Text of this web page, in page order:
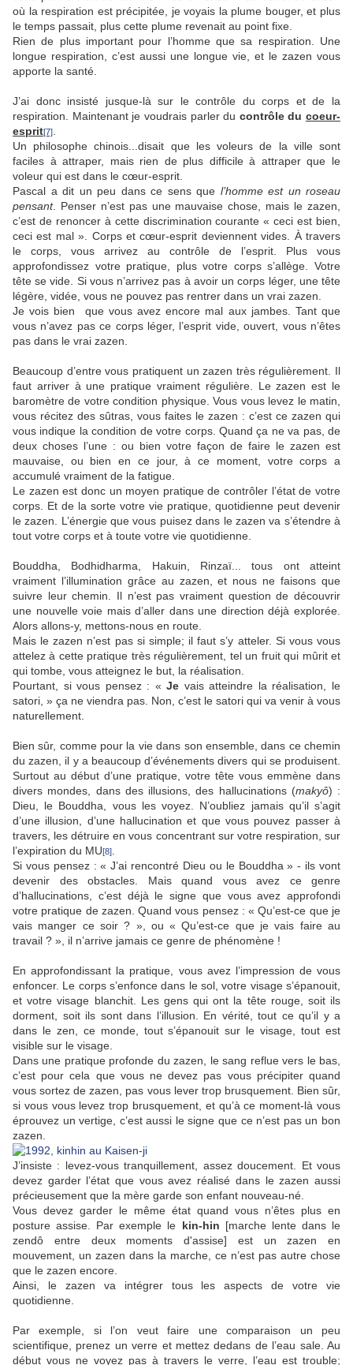
où la respiration est précipitée, je voyais la plume bouger, et plus
le temps passait, plus cette plume revenait au point fixe.
Rien de plus important pour l’homme que sa respiration. Une
longue respiration, c’est aussi une longue vie, et le zazen vous
apporte la santé.
J’ai donc insisté jusque-là sur le contrôle du corps et de la
respiration. Maintenant je voudrais parler du contrôle du coeur-
esprit[7]
Un philosophe chinois...disait que les voleurs de la ville sont
faciles à attraper, mais rien de plus difficile à attraper que le
voleur qui est dans le cœur-esprit.
Pascal a dit un peu dans ce sens que l’homme est un roseau
pensant. Penser n’est pas une mauvaise chose, mais le zazen,
c’est de renoncer à cette discrimination courante « ceci est bien,
ceci est mal ». Corps et cœur-esprit deviennent vides. À travers
le corps, vous arrivez au contrôle de l’esprit. Plus vous
approfondissez votre pratique, plus votre corps s’allège. Votre
tête se vide. Si vous n’arrivez pas à avoir un corps léger, une tête
légère, vidée, vous ne pouvez pas rentrer dans un vrai zazen.
Je vois bien que vous avez encore mal aux jambes. Tant que
vous n’avez pas ce corps léger, l’esprit vide, ouvert, vous n’êtes
pas dans le vrai zazen.
Beaucoup d’entre vous pratiquent un zazen très régulièrement. Il
faut arriver à une pratique vraiment régulière. Le zazen est le
baromètre de votre condition physique. Vous vous levez le matin,
vous récitez des sûtras, vous faites le zazen : c’est ce zazen qui
vous indique la condition de votre corps. Quand ça ne va pas, de
deux choses l’une : ou bien votre façon de faire le zazen est
mauvaise, ou bien en ce jour, à ce moment, votre corps a
accumulé vraiment de la fatigue.
Le zazen est donc un moyen pratique de contrôler l’état de votre
corps. Et de la sorte votre vie pratique, quotidienne peut devenir
le zazen. L’énergie que vous puisez dans le zazen va s’étendre à
tout votre corps et à toute votre vie quotidienne.
Bouddha, Bodhidharma, Hakuin, Rinzaï... tous ont atteint
vraiment l’illumination grâce au zazen, et nous ne faisons que
suivre leur chemin. Il n’est pas vraiment question de découvrir
une nouvelle voie mais d’aller dans une direction déjà explorée.
Alors allons-y, mettons-nous en route.
Mais le zazen n’est pas si simple; il faut s’y atteler. Si vous vous
attelez à cette pratique très régulièrement, tel un fruit qui mûrit et
qui tombe, vous atteignez le but, la réalisation.
Pourtant, si vous pensez : «Je vais atteindre la réalisation, le
satori, » ça ne viendra pas. Non, c’est le satori qui va venir à vous
naturellement.
Bien sûr, comme pour la vie dans son ensemble, dans ce chemin
du zazen, il y a beaucoup d’événements divers qui se produisent.
Surtout au début d’une pratique, votre tête vous emmène dans
divers mondes, dans des illusions, des hallucinations (makyô) :
Dieu, le Bouddha, vous les voyez. N’oubliez jamais qu’il s’agit
d’une illusion, d’une hallucination et que vous pouvez passer à
travers, les détruire en vous concentrant sur votre respiration, sur
l’expiration du MU[8]
Si vous pensez : « J’ai rencontré Dieu ou le Bouddha » - ils vont
devenir des obstacles. Mais quand vous avez ce genre
d’hallucinations, c’est déjà le signe que vous avez approfondi
votre pratique de zazen. Quand vous pensez : « Qu’est-ce que je
vais manger ce soir ? », ou « Qu’est-ce que je vais faire au
travail ? », il n’arrive jamais ce genre de phénomène !
En approfondissant la pratique, vous avez l’impression de vous
enfoncer. Le corps s’enfonce dans le sol, votre visage s’épanouit,
et votre visage blanchit. Les gens qui ont la tête rouge, soit ils
dorment, soit ils sont dans l’illusion. En vérité, tout ce qu’il y a
dans le zen, ce monde, tout s’épanouit sur le visage, tout est
visible sur le visage.
Dans une pratique profonde du zazen, le sang reflue vers le bas,
c’est pour cela que vous ne devez pas vous précipiter quand
vous sortez de zazen, pas vous lever trop brusquement. Bien sûr,
si vous vous levez trop brusquement, et qu’à ce moment-là vous
éprouvez un vertige, c’est aussi le signe que ce n’est pas un bon
zazen.
J’insiste : levez-vous tranquillement, assez doucement. Et vous
devez garder l’état que vous avez réalisé dans le zazen aussi
précieusement que la mère garde son enfant nouveau-né.
Vous devez garder le même état quand vous n’êtes plus en
posture assise. Par exemple le kin-hin [marche lente dans le
zendô entre deux moments d'assise] est un zazen en
mouvement, un zazen dans la marche, ce n’est pas autre chose
que le zazen encore.
Ainsi, le zazen va intégrer tous les aspects de votre vie
quotidienne.
Par exemple, si l’on veut faire une comparaison un peu
scientifique, prenez un verre et mettez dedans de l’eau sale. Au
début vous ne voyez pas à travers le verre, l’eau est trouble;